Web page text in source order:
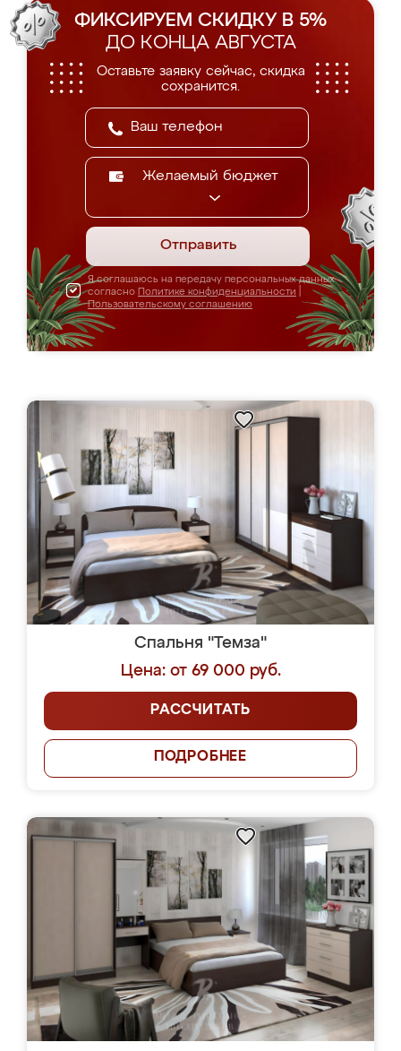
ФИКСИРУЕМ СКИДКУ В 5%
ДО КОНЦА АВГУСТА
Оставьте заявку сейчас, скидка
сохранится.
Желаемый бюджет
Отправить
Я соглашаюсь на передачу персональных данных
согласно Политике конфиденциальности
Пользовательскому соглашению
Спальня "Темза"
Цена: от 69 000 руб.
РАССЧИТАТЬ
ПОДРОБНЕЕ